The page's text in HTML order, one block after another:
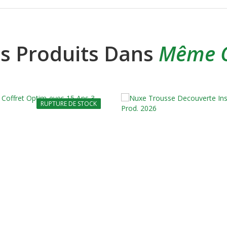
Produits Dans Même
-20%
RUPTURE DE STOCK